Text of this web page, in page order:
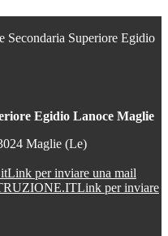
Secondaria Superiore Egidio
Egidio Lanoce Maglie
Maglie (Le)
Link per inviare una mail
Link per inviare